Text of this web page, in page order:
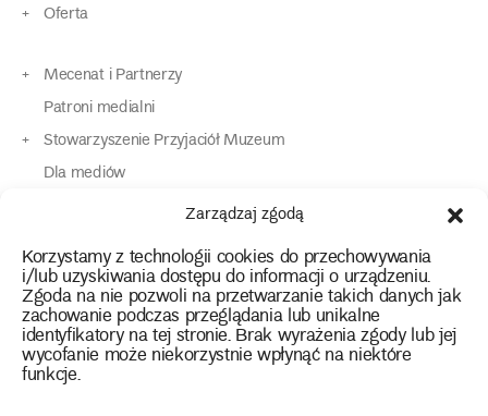
Zarządzaj zgodą
Korzystamy z technologii cookies do przechowywania
i/lub uzyskiwania dostępu do informacji o urządzeniu.
Zgoda na nie pozwoli na przetwarzanie takich danych jak
zachowanie podczas przeglądania lub unikalne
identyfikatory na tej stronie. Brak wyrażenia zgody lub jej
wycofanie może niekorzystnie wpłynąć na niektóre
funkcje.
Oferta
Mecenat i Partnerzy
Patroni medialni
Stowarzyszenie Przyjaciół Muzeum
Dla mediów
Dla osób o specjalnych potrzebach
Kontakt
instagram
twitterfacebookyoutube
tiktok
Polityka prywatności